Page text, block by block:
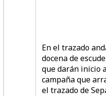
En el trazado
docena de
que darán inicio
campaña que
el trazado de